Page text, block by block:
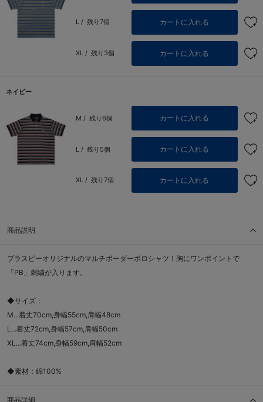
L / 残り7個 カートに入れる
XL / 残り3個 カートに入れる
ネイビー
M / 残り6個 カートに入れる
L / 残り5個 カートに入れる
XL / 残り7個 カートに入れる
商品説明
プラスビーオリジナルのマルチボーダーポロシャツ！胸にワンポイントで
「PB」刺繍が入ります。
◆サイズ：
M...着丈70cm,身幅55cm,肩幅48cm
L...着丈72cm,身幅57cm,肩幅50cm
XL...着丈74cm,身幅59cm,肩幅52cm
◆素材：綿100%
商品詳細